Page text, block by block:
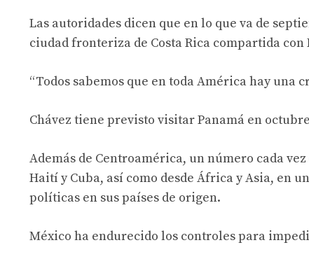
Las autoridades dicen que en lo que va de
ciudad fronteriza de Costa Rica compartida con
“Todos sabemos que en toda América hay una
Chávez tiene previsto visitar Panamá en
Además de Centroamérica, un número cada
Haití y Cuba, así como desde África y Asia, en
políticas en sus países de origen.
México ha endurecido los controles para